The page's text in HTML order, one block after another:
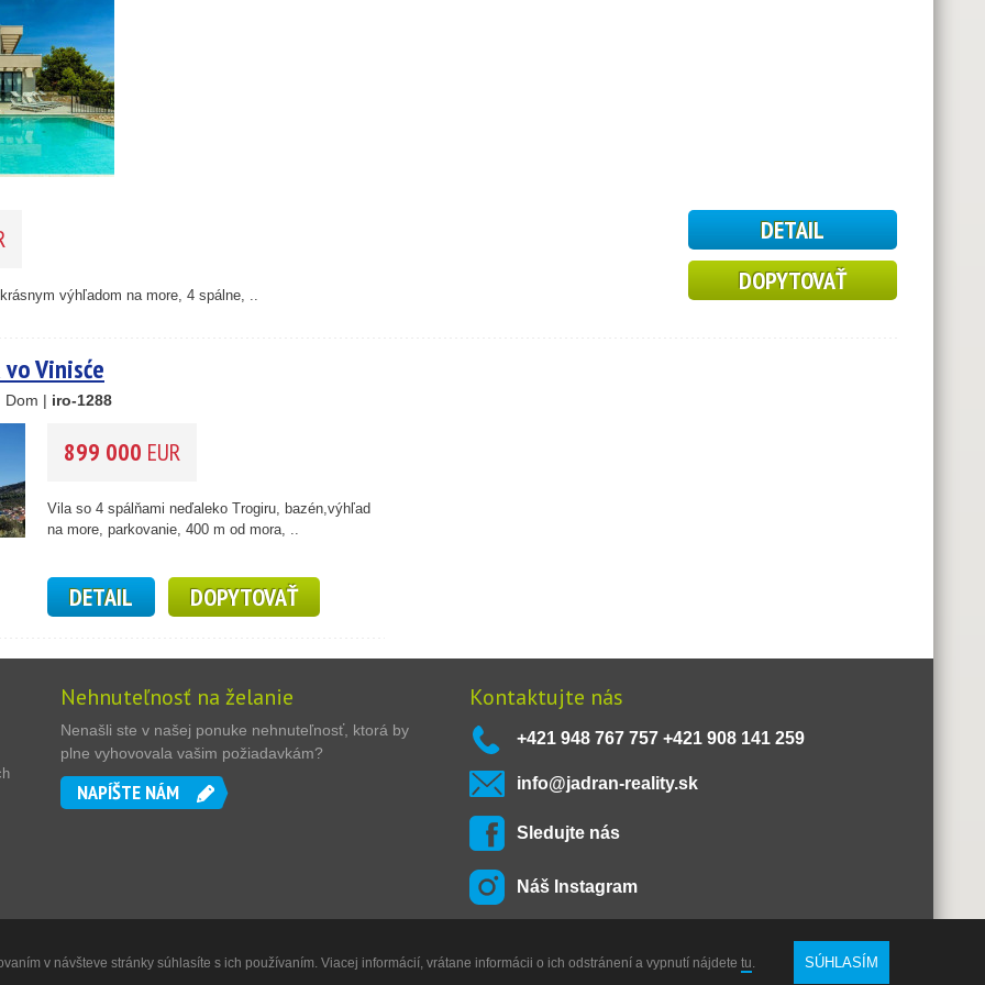
výhľadom na more, 4 spálne, ..
DETAIL
DOPYTOVAŤ
Vinisće
Dom | iro-1288
899 000 EUR
Vila so 4 spálňami neďaleko Trogiru, bazén,výhľad
na more, parkovanie, 400 m od mora, ..
DETAIL DOPYTOVAŤ
Nehnuteľnosť na želanie
Nenašli ste v našej ponuke nehnuteľnosť, ktorá by
plne vyhovovala vašim požiadavkám?
NAPÍŠTE NÁM
Kontaktujte nás
+421 948 767 757 +421 908 141 259
info@jadran-reality.sk
Sledujte nás
Náš Instagram
Digitální agenturaDIGISHOCK O nás Kontakt
v návšteve stránky súhlasíte s ich používaním. Viacej informácií, vrátane informácii o ich odstránení a vypnutí nájdete tu SÚHLASÍM